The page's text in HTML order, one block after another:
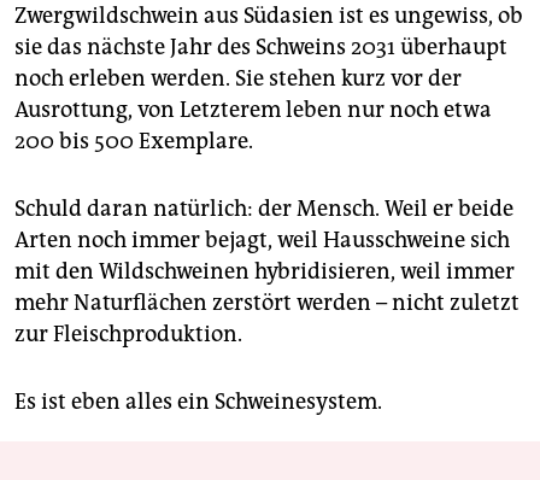
Zwergwildschwein aus Südasien ist es ungewiss, ob
sie das nächste Jahr des Schweins 2031 überhaupt
noch erleben werden. Sie stehen kurz vor der
Ausrottung, von Letzterem leben nur noch etwa
200 bis 500 Exemplare.
Schuld daran natürlich: der Mensch. Weil er beide
Arten noch immer bejagt, weil Hausschweine sich
mit den Wildschweinen hybridisieren, weil immer
mehr Naturflächen zerstört werden – nicht zuletzt
zur Fleischproduktion.
Es ist eben alles ein Schweine­system.